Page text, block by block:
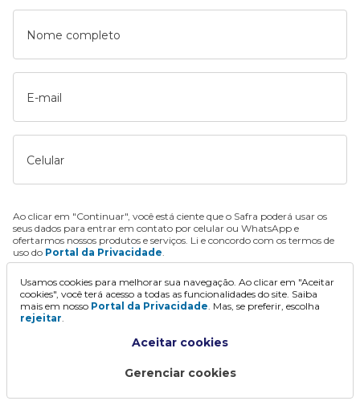
Nome completo
E-mail
Celular
Ao clicar em "Continuar", você está ciente que o Safra poderá usar os
seus dados para entrar em contato por celular ou WhatsApp e
ofertarmos nossos produtos e serviços. Li e concordo com os termos de
uso do Portal da Privacidade.
Continuar
Usamos cookies para melhorar sua navegação. Ao clicar em "Aceitar
cookies", você terá acesso a todas as funcionalidades do site. Saiba
mais em nosso Portal da Privacidade. Mas, se preferir, escolha
rejeitar.
Aceitar cookies
Gerenciar cookies